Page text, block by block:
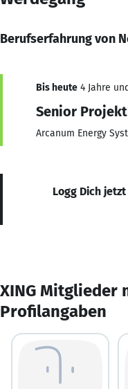
Berufserfahrung von
Bis heute 4 Jahre
Senior
Arcanum Energy
Logg Dich
XING Mitglieder
Profilangaben